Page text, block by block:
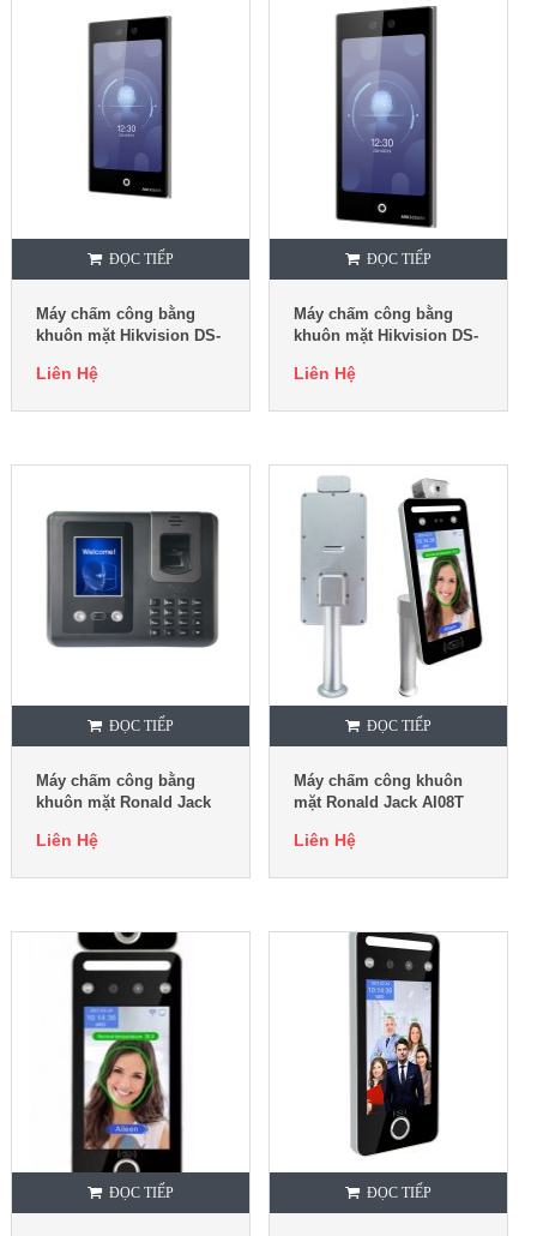
ĐỌC TIẾP
Máy chấm công bằng
khuôn mặt Hikvision DS-
Liên Hệ
ĐỌC TIẾP
Máy chấm công bằng
khuôn mặt Hikvision DS-
Liên Hệ
ĐỌC TIẾP
Máy chấm công bằng
khuôn mặt Ronald Jack
Liên Hệ
ĐỌC TIẾP
Máy chấm công khuôn
mặt Ronald Jack AI08T
Liên Hệ
ĐỌC TIẾP ĐỌC TIẾP